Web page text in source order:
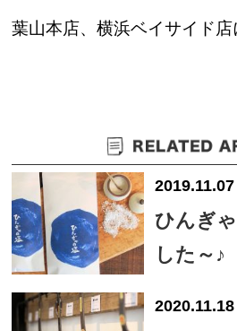
葉山本店、横浜ベイサイド
2019.11.07
ひんぎ
した～♪
2020.11.18